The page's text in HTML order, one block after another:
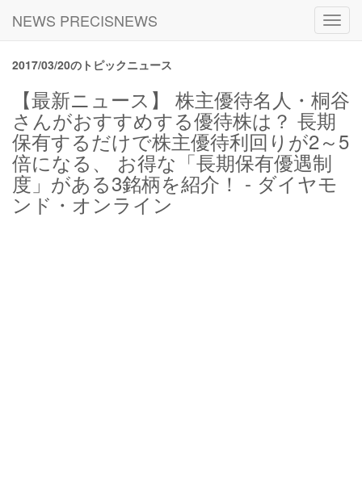
NEWS PRECISNEWS
2017/03/20のトピックニュース
【最新ニュース】 株主優待名人・桐谷
さんがおすすめする優待株は？ 長期
保有するだけで株主優待利回りが2～5
倍になる、 お得な「長期保有優遇制
度」がある3銘柄を紹介！ - ダイヤモ
ンド・オンライン